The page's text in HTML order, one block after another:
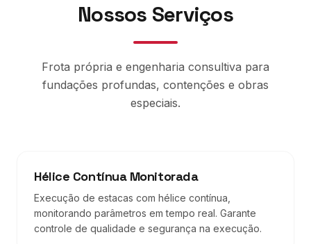
Nossos Serviços
Frota própria e engenharia consultiva para
fundações profundas, contenções e obras
especiais.
Hélice Contínua Monitorada
Execução de estacas com hélice contínua,
monitorando parâmetros em tempo real. Garante
controle de qualidade e segurança na execução.